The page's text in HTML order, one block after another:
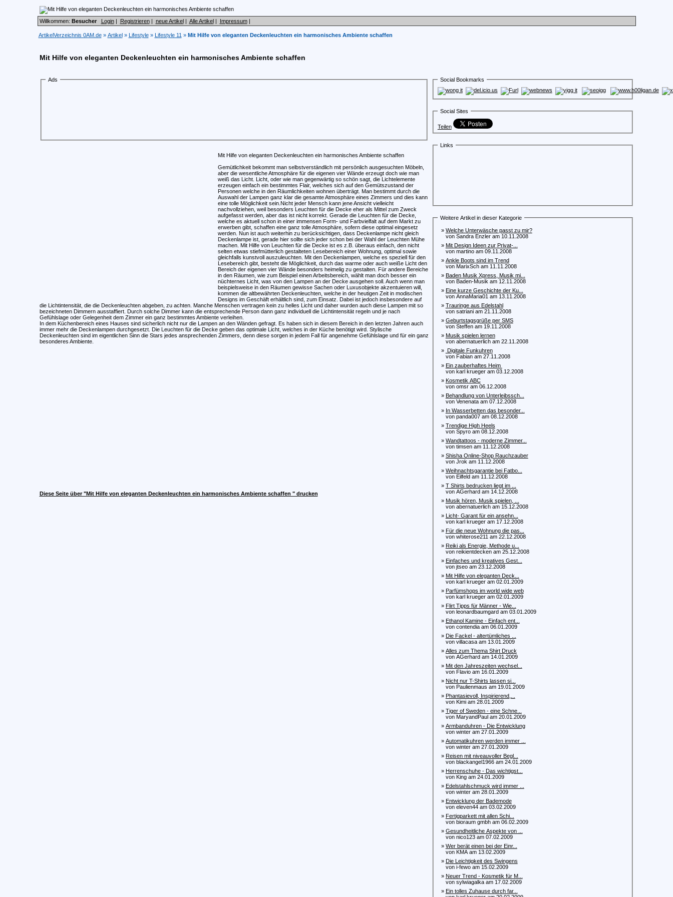
Willkommen: Besucher Login| Registrieren| neue Artikel| Alle Artikel| Impressum|
ArtikelVerzeichnis 0AM.de» Artikel» Lifestyle» Lifestyle 11 » Mit Hilfe von eleganten Deckenleuchten ein harmonisches Ambiente schaffen
Mit Hilfe von eleganten Deckenleuchten ein harmonisches Ambiente schaffen
Ads
Mit Hilfe von eleganten Deckenleuchten ein harmonisches Ambiente schaffen
Gemütlichkeit bekommt man selbstverständlich mit persönlich ausgesuchten Möbeln,
aber die wesentliche Atmosphäre für die eigenen vier Wände erzeugt doch wie man
weiß das Licht. Licht, oder wie man gegenwärtig so schön sagt, die Lichtelemente
erzeugen einfach ein bestimmtes Flair, welches sich auf den Gemütszustand der
Personen welche in den Räumlichkeiten wohnen überträgt. Man bestimmt durch die
Auswahl der Lampen ganz klar die gesamte Atmosphäre eines Zimmers und dies kann
eine tolle Möglichkeit sein.Nicht jeder Mensch kann jene Ansicht vielleicht
nachvollziehen, weil besonders Leuchten für die Decke eher als Mittel zum Zweck
aufgefasst werden, aber das ist nicht korrekt. Gerade die Leuchten für die Decke,
welche es aktuell schon in einer immensen Form- und Farbvielfalt auf dem Markt zu
erwerben gibt, schaffen eine ganz tolle Atmosphäre, sofern diese optimal eingesetz
werden. Nun ist auch weiterhin zu berücksichtigen, dass Deckenlampe nicht gleich
Deckenlampe ist, gerade hier sollte sich jeder schon bei der Wahl der Leuchten Mühe
machen. Mit Hilfe von Leuchten für die Decke ist es z.B. überaus einfach, den nicht
selten etwas stiefmütterlich gestalteten Lesebereich einer Wohnung, optimal sowie
gleichfalls kunstvoll auszuleuchten. Mit den Deckenlampen, welche es speziell für den
Lesebereich gibt, besteht die Möglichkeit, durch das warme oder auch weiße Licht den
Bereich der eigenen vier Wände besonders heimelig zu gestalten. Für andere Bereiche
in den Räumen, wie zum Beispiel einen Arbeitsbereich, wählt man doch besser ein
nüchternes Licht, was von den Lampen an der Decke ausgehen soll. Auch wenn man
beispielsweise in den Räumen gewisse Sachen oder Luxusobjekte akzentuieren will,
kommen die altbewährten Deckenleuchten, welche in der heutigen Zeit in modischen
Designs im Geschäft erhältlich sind, zum Einsatz. Dabei ist jedoch insbesondere auf
die Lichtintensität, die die Deckenleuchten abgeben, zu achten. Manche Menschen vertragen kein zu helles Licht und daher wurden auch diese Lampen mit so
bezeichneten Dimmern ausstaffiert. Durch solche Dimmer kann die entsprechende Person dann ganz individuell die Lichtintensität regeln und je nach
Gefühlslage oder Gelegenheit dem Zimmer ein ganz bestimmtes Ambiente verleihen.
In dem Küchenbereich eines Hauses sind sicherlich nicht nur die Lampen an den Wänden gefragt. Es haben sich in diesem Bereich in den letzten Jahren auch
immer mehr die Deckenlampen durchgesetzt. Die Leuchten für die Decke geben das optimale Licht, welches in der Küche benötigt wird. Stylische
Deckenleuchten sind im eigentlichen Sinn die Stars jedes ansprechenden Zimmers, denn diese sorgen in jedem Fall für angenehme Gefühlslage und für ein ganz
besonderes Ambiente.
Diese Seite über "Mit Hilfe von eleganten Deckenleuchten ein harmonisches Ambiente schaffen " drucken
Social Bookmarks
Social Sites
Teilen
Links
Weitere Artikel in dieser Kategorie
» Welche Unterwäsche passt zu mir?
von Sandra Enzler am 10.11.2008
» Mit Design Ideen zur Privat-...
von martino am 09.11.2008
» Ankle Boots sind im Trend
von MarixSch am 11.11.2008
» Baden Musik Xpress, Musik mi...
von Baden-Musik am 12.11.2008
» Eine kurze Geschichte der Ku...
von AnnaMaria01 am 13.11.2008
» Trauringe aus Edelstahl
von satriani am 21.11.2008
» Geburtstagsgrüße per SMS
von Steffen am 19.11.2008
» Musik spielen lernen
von abernatuerlich am 22.11.2008
» Digitale Funkuhren
von Fabian am 27.11.2008
» Ein zauberhaftes Heim
von karl krueger am 03.12.2008
» Kosmetik ABC
von omsr am 06.12.2008
» Behandlung von Unterleibssch...
von Venenata am 07.12.2008
» In Wasserbetten das besonder...
von panda007 am 08.12.2008
» Trendige High Heels
von Spyro am 08.12.2008
» Wandtattoos - moderne Zimmer...
von timsen am 11.12.2008
» Shisha Online-Shop Rauchzauber
von Jrok am 11.12.2008
» Weihnachtsgarantie bei Fatbo...
von Eilfeld am 11.12.2008
» T Shirts bedrucken liegt im ...
von AGerhard am 14.12.2008
» Musik hören, Musik spielen, ...
von abernatuerlich am 15.12.2008
» Licht- Garant für ein ansehn...
von karl krueger am 17.12.2008
» Für die neue Wohnung die pas...
von whiterose211 am 22.12.2008
» Reiki als Energie, Methode u...
von reikientdecken am 25.12.2008
» Einfaches und kreatives Gest...
von jtseo am 23.12.2008
» Mit Hilfe von eleganten Deck...
von karl krueger am 02.01.2009
» Parfümshops im world wide web
von karl krueger am 02.01.2009
» Flirt Tipps für Männer - Wie...
von leonardbaumgard am 03.01.2009
» Ethanol Kamine - Einfach ent...
von contendia am 06.01.2009
» Die Fackel - altertümliches ...
von villacasa am 13.01.2009
» Alles zum Thema Shirt Druck
von AGerhard am 14.01.2009
» Mit den Jahreszeiten wechsel...
von Flavio am 16.01.2009
» Nicht nur T-Shirts lassen si...
von Paulienmaus am 19.01.2009
» Phantasievoll, Inspirierend,...
von Kimi am 28.01.2009
» Tiger of Sweden - eine Schne...
von MaryandPaul am 20.01.2009
» Armbanduhren - Die Entwicklung
von winter am 27.01.2009
» Automatikuhren werden immer ...
von winter am 27.01.2009
» Reisen mit niveauvoller Begl...
von blackangel1966 am 24.01.2009
» Herrenschuhe - Das wichtigst...
von King am 24.01.2009
» Edelstahlschmuck wird immer ...
von winter am 28.01.2009
» Entwicklung der Bademode
von eleven44 am 03.02.2009
» Fertigparkett mit allen Schi...
von bioraum gmbh am 06.02.2009
» Gesundheitliche Aspekte von ...
von nico123 am 07.02.2009
» Wer berät einen bei der Einr...
von KMA am 13.02.2009
» Die Leichtigkeit des Swingens
von i-fewo am 15.02.2009
» Neuer Trend - Kosmetik für M...
von sylwiagalka am 17.02.2009
» Ein tolles Zuhause durch far...